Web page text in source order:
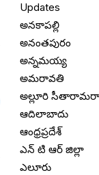
Updates
అనకాపల్లి
అనంతపురం
అన్నమయ్య
అమరావతి
అల్లూరి
ఆదిలాబాదు
ఆంధ్రప్రదేశ్
ఎన్ టి ఆర్ జిల్లా
ఎలూరు